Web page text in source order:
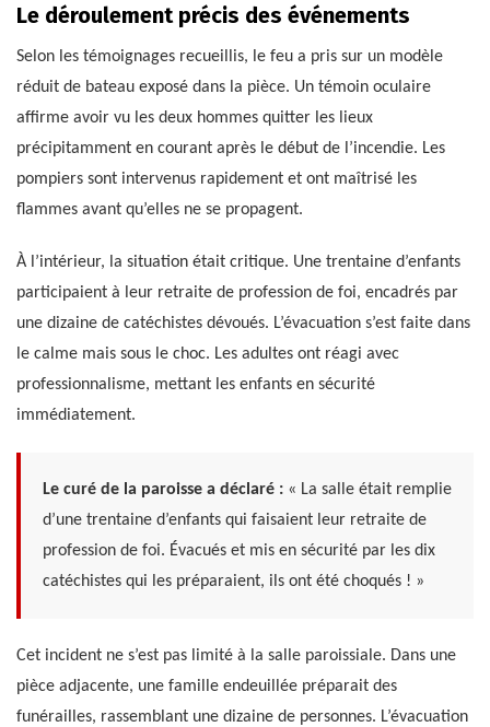
Le déroulement précis des événements
Selon les témoignages recueillis, le feu a pris sur un modèle
réduit de bateau exposé dans la pièce. Un témoin oculaire
affirme avoir vu les deux hommes quitter les lieux
précipitamment en courant après le début de l’incendie. Les
pompiers sont intervenus rapidement et ont maîtrisé les
flammes avant qu’elles ne se propagent.
À l’intérieur, la situation était critique. Une trentaine d’enfants
participaient à leur retraite de profession de foi, encadrés par
une dizaine de catéchistes dévoués. L’évacuation s’est faite dans
le calme mais sous le choc. Les adultes ont réagi avec
professionnalisme, mettant les enfants en sécurité
immédiatement.
Le curé de la paroisse a déclaré : « La salle était remplie
d’une trentaine d’enfants qui faisaient leur retraite de
profession de foi. Évacués et mis en sécurité par les dix
catéchistes qui les préparaient, ils ont été choqués ! »
Cet incident ne s’est pas limité à la salle paroissiale. Dans une
pièce adjacente, une famille endeuillée préparait des
funérailles, rassemblant une dizaine de personnes. L’évacuation